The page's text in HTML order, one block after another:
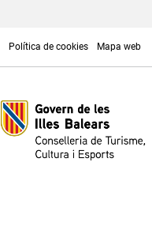
Política de cookies Mapa web